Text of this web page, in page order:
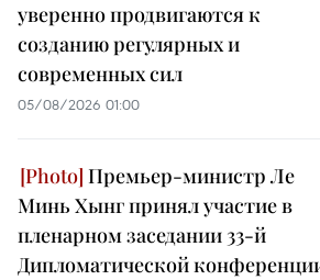
уверенно продвигаются к
созданию регулярных и
современных сил
05/08/2026 01:00
Премьер-министр Ле
Минь Хынг принял участие в
пленарном заседании 33-й
Дипломатической